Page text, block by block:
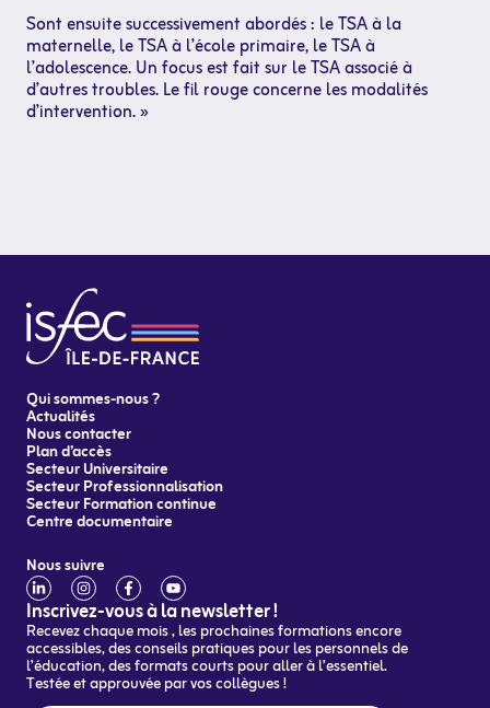
Sont ensuite successivement abordés : le TSA à la
maternelle, le TSA à l’école primaire, le TSA à
l’adolescence. Un focus est fait sur le TSA associé à
d’autres troubles. Le fil rouge concerne les modalités
d’intervention. »
Qui sommes-nous ?
Actualités
Nous contacter
Plan d’accès
Secteur Universitaire
Secteur Professionnalisation
Secteur Formation continue
Centre documentaire
Nous suivre
Inscrivez-vous à la newsletter !
Recevez chaque mois , les prochaines formations encore
accessibles, des conseils pratiques pour les personnels de
l’éducation, des formats courts pour aller à l’essentiel.
Testée et approuvée par vos collègues !